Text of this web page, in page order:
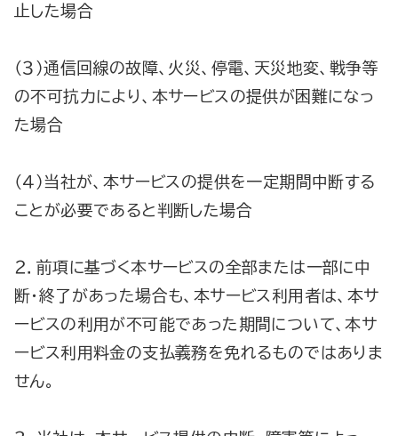
止した場合
（３）通信回線の故障、火災、停電、天災地変、戦争等
の不可抗力により、本サービスの提供が困難になっ
た場合
（４）当社が、本サービスの提供を一定期間中断する
ことが必要であると判断した場合
２．前項に基づく本サービスの全部または一部に中
断・終了があった場合も、本サービス利用者は、本サ
ービスの利用が不可能であった期間について、本サ
ービス利用料金の支払義務を免れるものではありま
せん。